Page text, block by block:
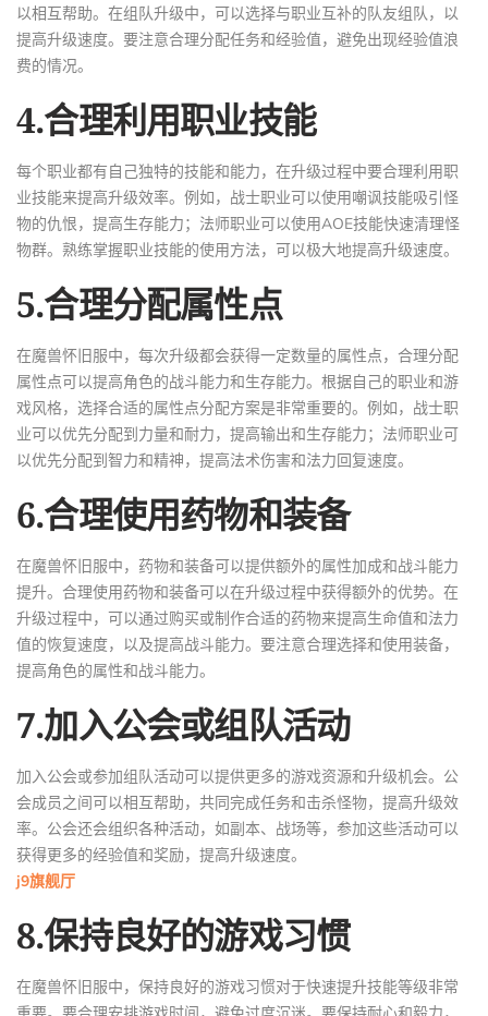
以相互帮助。在组队升级中，可以选择与职业互补的队友组队，以
提高升级速度。要注意合理分配任务和经验值，避免出现经验值浪
费的情况。
4.合理利用职业技能
每个职业都有自己独特的技能和能力，在升级过程中要合理利用职
业技能来提高升级效率。例如，战士职业可以使用嘲讽技能吸引怪
物的仇恨，提高生存能力；法师职业可以使用AOE技能快速清理怪
物群。熟练掌握职业技能的使用方法，可以极大地提高升级速度。
5.合理分配属性点
在魔兽怀旧服中，每次升级都会获得一定数量的属性点，合理分配
属性点可以提高角色的战斗能力和生存能力。根据自己的职业和游
戏风格，选择合适的属性点分配方案是非常重要的。例如，战士职
业可以优先分配到力量和耐力，提高输出和生存能力；法师职业可
以优先分配到智力和精神，提高法术伤害和法力回复速度。
6.合理使用药物和装备
在魔兽怀旧服中，药物和装备可以提供额外的属性加成和战斗能力
提升。合理使用药物和装备可以在升级过程中获得额外的优势。在
升级过程中，可以通过购买或制作合适的药物来提高生命值和法力
值的恢复速度，以及提高战斗能力。要注意合理选择和使用装备，
提高角色的属性和战斗能力。
7.加入公会或组队活动
加入公会或参加组队活动可以提供更多的游戏资源和升级机会。公
会成员之间可以相互帮助，共同完成任务和击杀怪物，提高升级效
率。公会还会组织各种活动，如副本、战场等，参加这些活动可以
获得更多的经验值和奖励，提高升级速度。
j9旗舰厅
8.保持良好的游戏习惯
在魔兽怀旧服中，保持良好的游戏习惯对于快速提升技能等级非常